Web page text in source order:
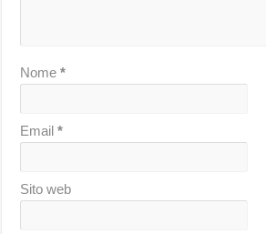
Nome*
Email*
Sito web